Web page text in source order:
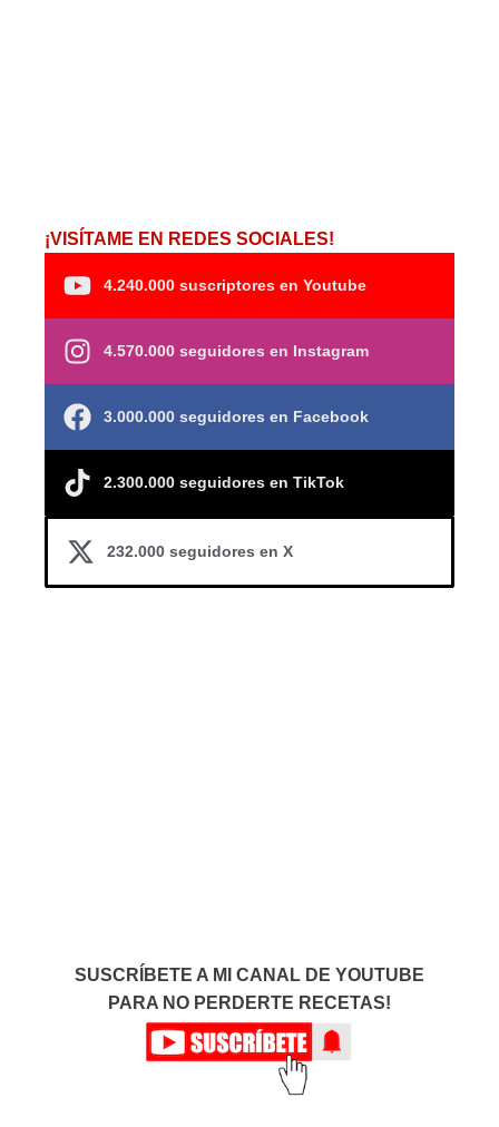
¡VISÍTAME EN REDES SOCIALES!
4.240.000 suscriptores en Youtube
4.570.000 seguidores en Instagram
3.000.000 seguidores en Facebook
2.300.000 seguidores en TikTok
232.000 seguidores en X
SUSCRÍBETE A MI CANAL DE YOUTUBE
PARA NO PERDERTE RECETAS!